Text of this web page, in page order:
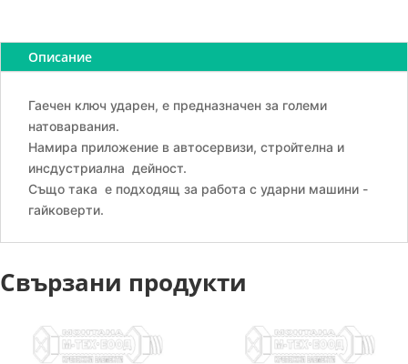
Описание
Гаечен ключ ударен, е предназначен за големи
натоварвания.
Намира приложение в автосервизи, стройтелна и
инсдустриална дейност.
Също така е подходящ за работа с ударни машини -
гайковерти.
Свързани продукти